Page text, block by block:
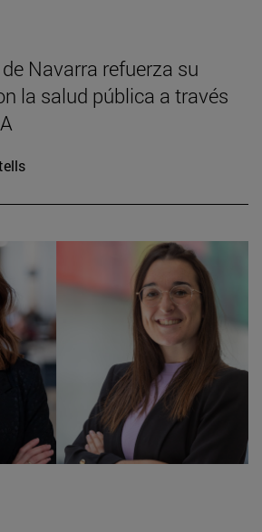
Navarra refuerza su
la salud pública a través